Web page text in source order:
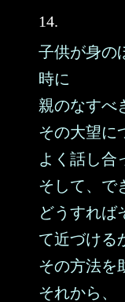
14.
子供が身の
時に
親のなすべ
その大望に
よく話し合
そして、で
どうすれば
て近づける
その方法を
それから、